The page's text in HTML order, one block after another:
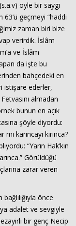
öyle bir saygı
63’ü geçmeyi “haddi
zaman biri bize
verirdik. İslâm
ve İslâm
da işte bu
bahçedeki en
istişare ederler,
almadan
bunun en açık
şöyle diyordu:
karıncayı kırınca?
“Yarın Hak’kın
Görüldüğü
zarar veren
önce
adalet ve sevgiyle
bir genç Necip